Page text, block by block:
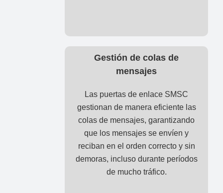
Gestión de colas de
mensajes
Las puertas de enlace SMSC
gestionan de manera eficiente las
colas de mensajes, garantizando
que los mensajes se envíen y
reciban en el orden correcto y sin
demoras, incluso durante períodos
de mucho tráfico.